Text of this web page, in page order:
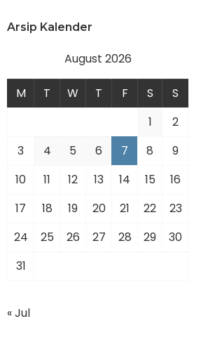
Arsip Kalender
August 2026
M T W T F S
S
1
2
3
4 5 6 7 8
9
10
11 12 13 14 15
16
17
18 19 20 21 22
23
24
25 26 27 28 29
30
31
« Jul